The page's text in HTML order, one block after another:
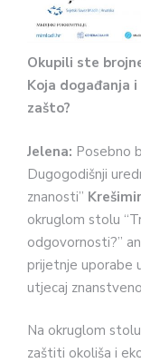
Okupili ste
Koja događanja
zašto?
Jelena: Posebno
Dugogodišnji
znanosti”
okruglom stolu
odgovornosti?”
prijetnje uporabe
utjecaj
Na okruglom
zaštiti okoliša i